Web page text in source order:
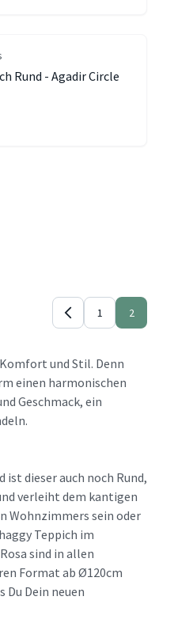
Rund - Agadir Circle
1 2
und Stil. Denn
einen harmonischen
Geschmack, ein
dieser auch noch Rund,
verleiht dem kantigen
Wohnzimmers sein oder
Teppich im
sind in allen
Format ab Ø120cm
Dein neuen